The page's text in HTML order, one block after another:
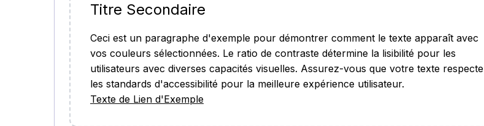
Titre Secondaire
Ceci est un paragraphe d'exemple pour démontrer comment le texte apparaît avec
vos couleurs sélectionnées. Le ratio de contraste détermine la lisibilité pour les
utilisateurs avec diverses capacités visuelles. Assurez-vous que votre texte respecte
les standards d'accessibilité pour la meilleure expérience utilisateur.
Texte de Lien d'Exemple